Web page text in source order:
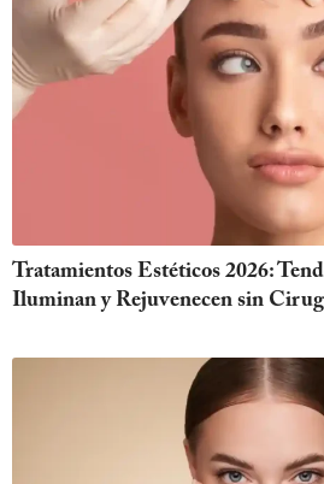
Tratamientos Estéticos 2026:
Iluminan y Rejuvenecen sin